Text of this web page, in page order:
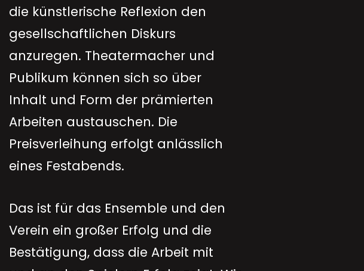
die künstlerische Reflexion den
gesellschaftlichen Diskurs
anzuregen. Theatermacher und
Publikum können sich so über
Inhalt und Form der prämierten
Arbeiten austauschen. Die
Preisverleihung erfolgt anlässlich
eines Festabends.
Das ist für das Ensemble und den
Verein ein großer Erfolg und die
Bestätigung, dass die Arbeit mit